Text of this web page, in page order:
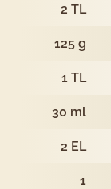
2 TL
125 g
1 TL
30 ml
2 EL
1